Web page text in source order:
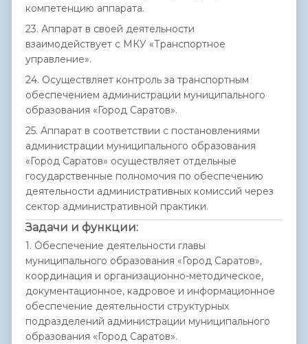
компетенцию аппарата.
23. Аппарат в своей деятельности
взаимодействует с МКУ «Транспортное
управление».
24. Осуществляет контроль за транспортным
обеспечением администрации муниципального
образования «Город Саратов».
25. Аппарат в соответствии с постановлениями
администрации муниципального образования
«Город Саратов» осуществляет отдельные
государственные полномочия по обеспечению
деятельности административных комиссий через
сектор административной практики.
Задачи и функции:
1. Обеспечение деятельности главы
муниципального образования «Город Саратов»,
координация и организационно-методическое,
документационное, кадровое и информационное
обеспечение деятельности структурных
подразделений администрации муниципального
образования «Город Саратов».